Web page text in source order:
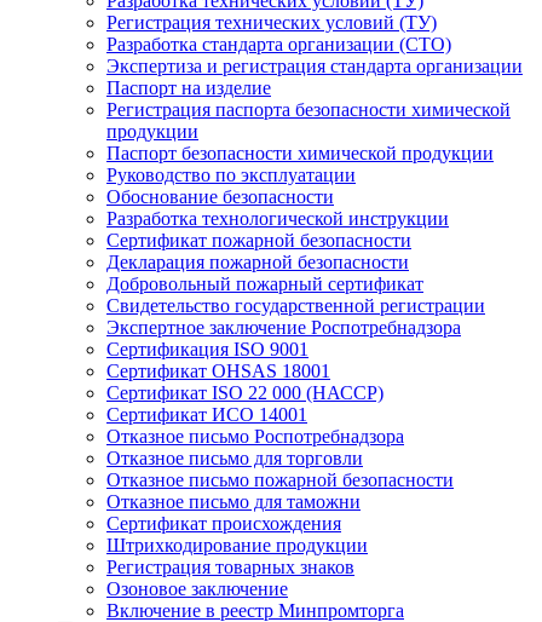
Регистрация технических условий (ТУ)
Разработка стандарта организации (СТО)
Экспертиза и регистрация стандарта организации
Паспорт на изделие
Регистрация паспорта безопасности химической
продукции
Паспорт безопасности химической продукции
Руководство по эксплуатации
Обоснование безопасности
Разработка технологической инструкции
Сертификат пожарной безопасности
Декларация пожарной безопасности
Добровольный пожарный сертификат
Свидетельство государственной регистрации
Экспертное заключение Роспотребнадзора
Сертификация ISO 9001
Сертификат OHSAS 18001
Сертификат ISO 22 000 (НАССР)
Сертификат ИСО 14001
Отказное письмо Роспотребнадзора
Отказное письмо для торговли
Отказное письмо пожарной безопасности
Отказное письмо для таможни
Сертификат происхождения
Штрихкодирование продукции
Регистрация товарных знаков
Озоновое заключение
Включение в реестр Минпромторга